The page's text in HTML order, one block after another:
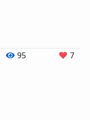
95 7